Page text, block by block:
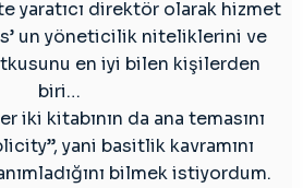
yaratıcı direktör olarak hizmet
un yöneticilik niteliklerini ve
en iyi bilen kişilerden
biri…
iki kitabının da ana temasını
yani basitlik kavramını
bilmek istiyordum.